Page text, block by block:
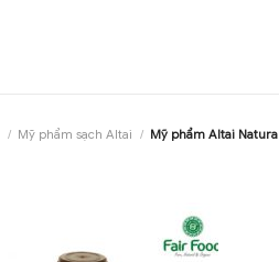
/ Mỹ phẩm sạch Altai / Mỹ phẩm Altai Natura